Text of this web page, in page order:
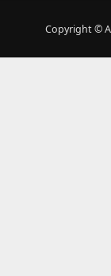
Copyright ©